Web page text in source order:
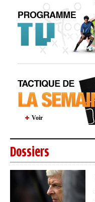
Voir
Dossiers